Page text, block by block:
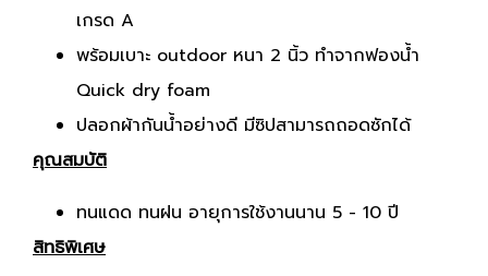
เกรด A
พร้อมเบาะ outdoor หนา 2 นิ้ว ทำจากฟองน้ำ
Quick dry foam
ปลอกผ้ากันน้ำอย่างดี มีซิปสามารถถอดซักได้
คุณสมบัติ
ทนแดด ทนฝน อายุการใช้งานนาน 5 - 10 ปี
สิทธิพิเศษ